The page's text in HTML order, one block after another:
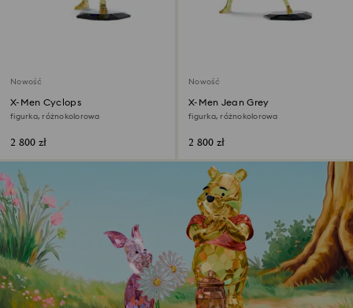
Nowość
X-Men Cyclops
figurka, różnokolorowa
2 800 zł
Nowość
X-Men Jean Grey
figurka, różnokolorowa
2 800 zł